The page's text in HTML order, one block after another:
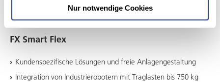
Nur notwendige Cookies
INDIVIDUELLE AUTOMATISIERUNGSLÖSUNGEN
FX Smart Flex
Kundenspezifische Lösungen und freie Anlagengestaltung
Integration von Industrierobotern mit Traglasten bis 750 kg